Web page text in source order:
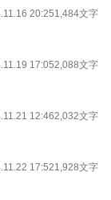
20:251,484文字
17:052,088文字
12:462,032文字
17:521,928文字